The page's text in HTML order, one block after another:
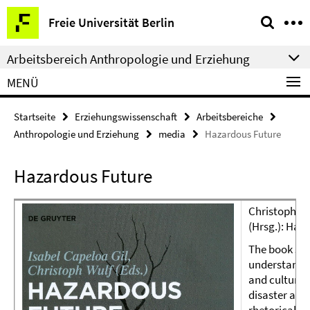
Springe
direkt
zu
Inhalt
Freie Universität Berlin
Service-
Navigation
Arbeitsbereich Anthropologie und Erziehung
MENÜ
Startseite Erziehungswissenschaft
Arbeitsbereiche
Anthropologie und Erziehung
media Hazardous Future
Hazardous Future
Christoph
(Hrsg.):
The book
understand
and
disaster